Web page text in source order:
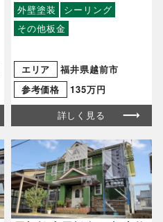
外壁塗装
シーリング
その他板金
エリア
福井県越前市
参考価格
135万円
詳しく見る